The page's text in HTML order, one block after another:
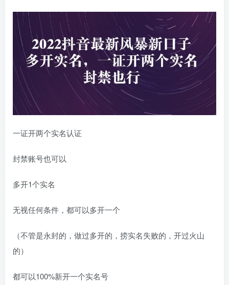
一证开两个实名认证
封禁账号也可以
多开1个实名
无视任何条件，都可以多开一个
（不管是永封的，做过多开的，捞实名失败的，开过火山
的）
都可以100%新开一个实名号